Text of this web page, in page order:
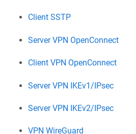
Client SSTP
Server VPN OpenConnect
Client VPN OpenConnect
Server VPN IKEv1/IPsec
Server VPN IKEv2/IPsec
VPN WireGuard